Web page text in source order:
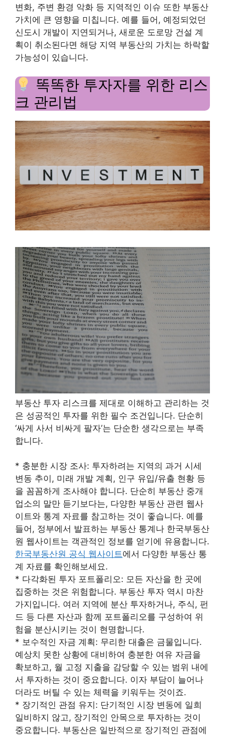
변화, 주변 환경 악화 등 지역적인 이슈 또한 부동산
가치에 큰 영향을 미칩니다. 예를 들어, 예정되었던
신도시 개발이 지연되거나, 새로운 도로망 건설 계
획이 취소된다면 해당 지역 부동산의 가치는 하락할
가능성이 있습니다.
똑똑한 투자자를 위한 리스
크 관리법
부동산 투자 리스크를 제대로 이해하고 관리하는 것
은 성공적인 투자를 위한 필수 조건입니다. 단순히
‘싸게 사서 비싸게 팔자’는 단순한 생각으로는 부족
합니다.
* 충분한 시장 조사: 투자하려는 지역의 과거 시세
변동 추이, 미래 개발 계획, 인구 유입/유출 현황 등
을 꼼꼼하게 조사해야 합니다. 단순히 부동산 중개
업소의 말만 듣기보다는, 다양한 부동산 관련 웹사
이트와 통계 자료를 참고하는 것이 좋습니다. 예를
들어, 정부에서 발표하는 부동산 통계나 한국부동산
원 웹사이트는 객관적인 정보를 얻기에 유용합니다.
한국부동산원 공식 웹사이트에서 다양한 부동산 통
계 자료를 확인해보세요.
* 다각화된 투자 포트폴리오: 모든 자산을 한 곳에
집중하는 것은 위험합니다. 부동산 투자 역시 마찬
가지입니다. 여러 지역에 분산 투자하거나, 주식, 펀
드 등 다른 자산과 함께 포트폴리오를 구성하여 위
험을 분산시키는 것이 현명합니다.
* 보수적인 자금 계획: 무리한 대출은 금물입니다.
예상치 못한 상황에 대비하여 충분한 여유 자금을
확보하고, 월 고정 지출을 감당할 수 있는 범위 내에
서 투자하는 것이 중요합니다. 이자 부담이 늘어나
더라도 버틸 수 있는 체력을 키워두는 것이죠.
* 장기적인 관점 유지: 단기적인 시장 변동에 일희
일비하지 않고, 장기적인 안목으로 투자하는 것이
중요합니다. 부동산은 일반적으로 장기적인 관점에